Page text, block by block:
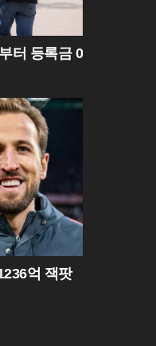
터 등록금 0
억 잭팟